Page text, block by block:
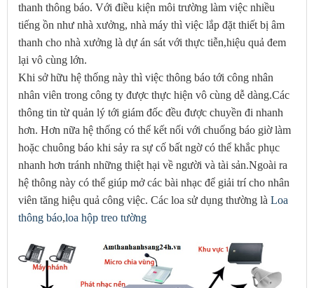
thanh thông báo. Với điều kiện môi trường làm việc nhiều
tiếng ồn như nhà xưởng, nhà máy thì việc lắp đặt thiết bị âm
thanh cho nhà xưởng là dự án sát với thực tiễn,hiệu quả đem
lại vô cùng lớn.
Khi sở hữu hệ thống này thì việc thông báo tới công nhân
nhân viên trong công ty được thực hiện vô cùng dễ dàng.Các
thông tin từ quản lý tới giám đốc đều được chuyền đi nhanh
hơn. Hơn nữa hệ thống có thể kết nối với chuống báo giờ làm
hoặc chuông báo khi sảy ra sự cố bất ngờ có thể khắc phục
nhanh hơn tránh những thiệt hại về người và tài sản.Ngoài ra
hệ thông này có thể giúp mở các bài nhạc để giải trí cho nhân
viên tăng hiệu quả công việc. Các loa sử dụng thường là Loa
thông báo,loa hộp treo tường